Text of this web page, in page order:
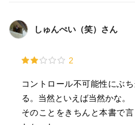
しゅんぺい（笑）さん
2
コントロール不可能性にぶ
る。当然といえば当然かな。
そのことをきちんと本書で